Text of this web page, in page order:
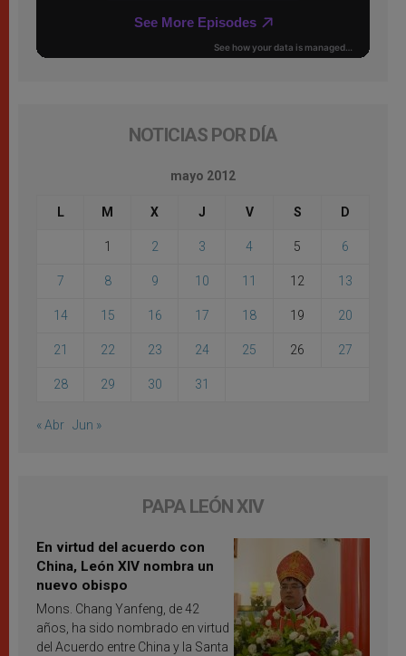
NOTICIAS POR DÍA
mayo 2012
L M X J V S D
1 2 3 4 5 6
7 8 9 10 11 12 13
14 15 16 17 18 19 20
21 22 23 24 25 26 27
28 29 30 31
« Abr Jun »
PAPA LEÓN XIV
En virtud del acuerdo con
China, León XIV nombra un
nuevo obispo
Mons. Chang Yanfeng, de 42
años, ha sido nombrado en virtud
del Acuerdo entre China y la Santa